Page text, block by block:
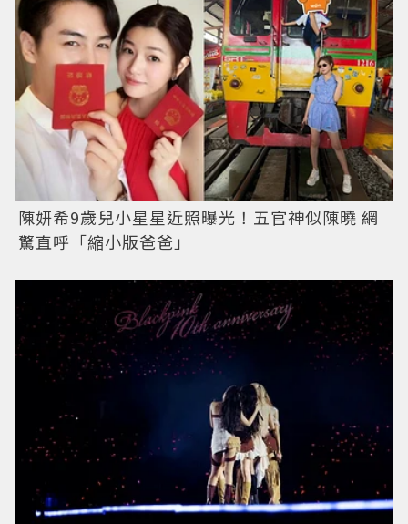
陳妍希9歲兒小星星近照曝光！五官神似陳曉 網
驚直呼「縮小版爸爸」